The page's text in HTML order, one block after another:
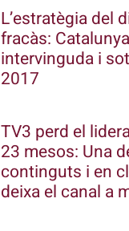
L’estratègia del
fracàs:
intervinguda i
2017
TV3 perd el
23 mesos: Una
continguts i en
deixa el canal a